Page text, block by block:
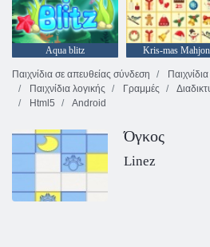
Aqua blitz Kris-mas
Παιχνίδια σε απευθείας σύνδεση
Παιχνίδια λογικής
Γραμμές
Html5
Android
Όγκος
Linez